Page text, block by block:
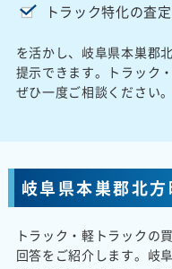
トラック特化の査定
を活かし、岐阜県本巣郡
提示できます。トラック
ぜひ一度ご相談ください。
岐阜県本巣郡北
トラック・軽トラックの
回答をご紹介します。岐